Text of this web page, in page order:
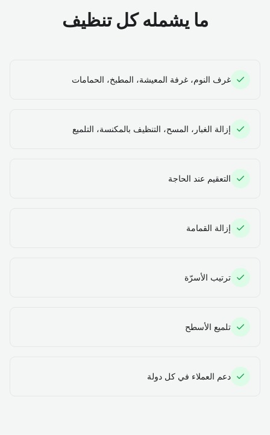
ما يشمله كل تنظيف
غرف النوم، غرفة المعيشة، المطبخ، الحمامات
إزالة الغبار، المسح، التنظيف بالمكنسة، التلميع
التعقيم عند الحاجة
إزالة القمامة
ترتيب الأسرّة
تلميع الأسطح
دعم العملاء في كل دولة